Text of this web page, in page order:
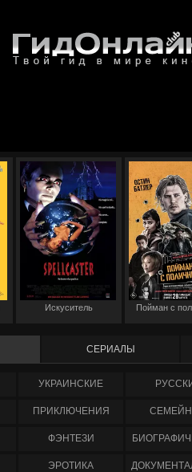
Искуситель Пойман с
СЕРИАЛЫ
УКРАИНCКИЕ
ПРИКЛЮЧЕНИЯ
ФЭНТЕЗИ
ЭРОТИКА